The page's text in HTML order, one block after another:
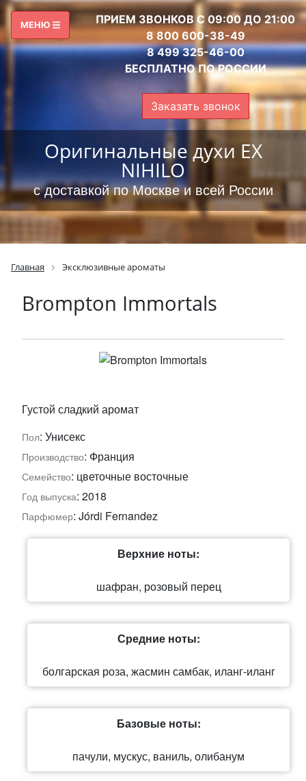
МЕНЮ
ПРИЕМ ЗВОНКОВ С 09:00 ДО 21:00
8 800 600-38-49
8 499 325-46-00
БЕСПЛАТНО ПО РОССИИ
Заказать звонок
Оригинальные духи EX
NIHILO
с доставкой по Москве и всей России
Главная Эксклюзивные ароматы
Brompton Immortals
Густой сладкий аромат
Пол: Унисекс
Производство: Франция
Семейство: цветочные восточные
Год выпуска: 2018
Парфюмер: Jórdi Fernandez
Верхние ноты:
шафран, розовый перец
Средние ноты:
болгарская роза, жасмин самбак, иланг-иланг
Базовые ноты:
пачули, мускус, ваниль, олибанум